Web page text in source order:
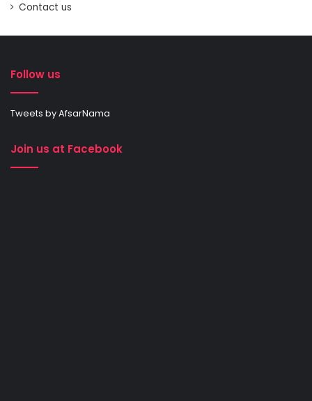
Contact us
Follow us
Tweets by AfsarNama
Join us at Facebook